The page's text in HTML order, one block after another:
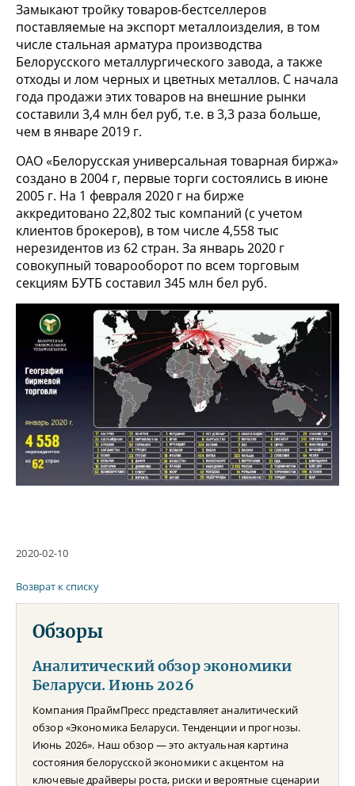
Замыкают тройку товаров-бестселлеров
поставляемые на экспорт металлоизделия, в том
числе стальная арматура производства
Белорусского металлургического завода, а также
отходы и лом черных и цветных металлов. С начала
года продажи этих товаров на внешние рынки
составили 3,4 млн бел руб, т.е. в 3,3 раза больше,
чем в январе 2019 г.
ОАО «Белорусская универсальная товарная биржа»
создано в 2004 г, первые торги состоялись в июне
2005 г. На 1 февраля 2020 г на бирже
аккредитовано 22,802 тыс компаний (с учетом
клиентов брокеров), в том числе 4,558 тыс
нерезидентов из 62 стран. За январь 2020 г
совокупный товарооборот по всем торговым
секциям БУТБ составил 345 млн бел руб.
2020-02-10
Возврат к списку
Обзоры
Аналитический обзор экономики
Беларуси. Июнь 2026
Компания ПраймПресс представляет аналитический
обзор «Экономика Беларуси. Тенденции и прогнозы.
Июнь 2026». Наш обзор — это актуальная картина
состояния белорусской экономики с акцентом на
ключевые драйверы роста, риски и вероятные сценарии